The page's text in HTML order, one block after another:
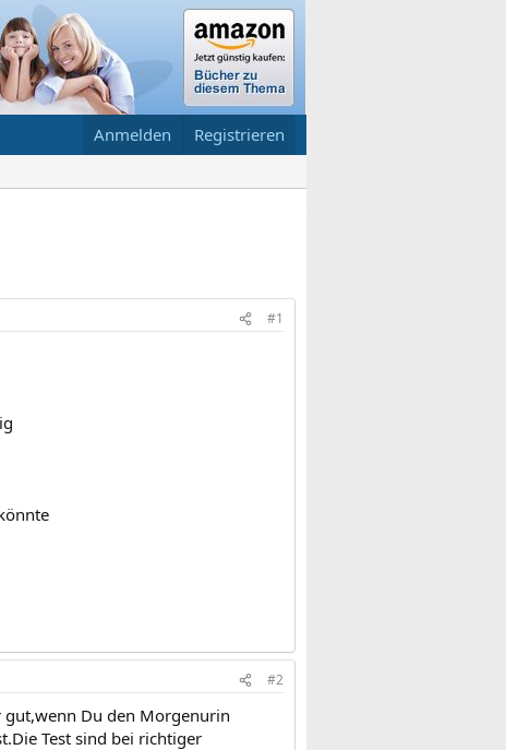
Anmelden Registrieren
#1
#2
gut,wenn Du den Morgenurin
Test sind bei richtiger